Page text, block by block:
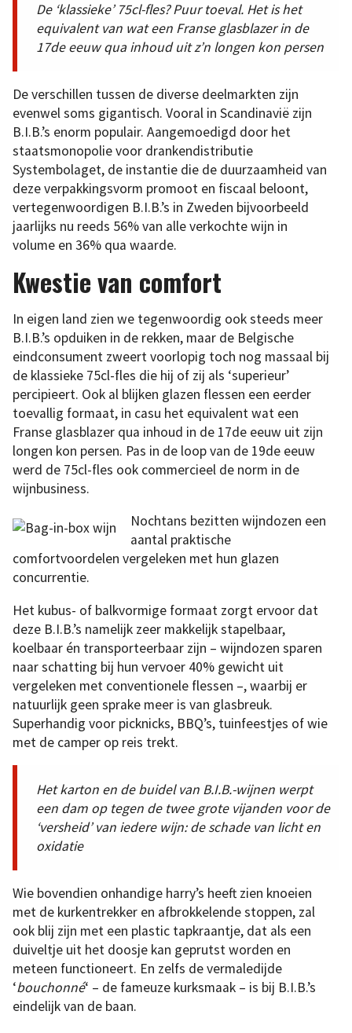
De ‘klassieke’ 75cl-fles? Puur toeval. Het is het
equivalent van wat een Franse glasblazer in de
17de eeuw qua inhoud uit z’n longen kon persen
De verschillen tussen de diverse deelmarkten zijn
evenwel soms gigantisch. Vooral in Scandinavië zijn
B.I.B.’s enorm populair. Aangemoedigd door het
staatsmonopolie voor drankendistributie
Systembolaget, de instantie die de duurzaamheid van
deze verpakkingsvorm promoot en fiscaal beloont,
vertegenwoordigen B.I.B.’s in Zweden bijvoorbeeld
jaarlijks nu reeds 56% van alle verkochte wijn in
volume en 36% qua waarde.
Kwestie van comfort
In eigen land zien we tegenwoordig ook steeds meer
B.I.B.’s opduiken in de rekken, maar de Belgische
eindconsument zweert voorlopig toch nog massaal bij
de klassieke 75cl-fles die hij of zij als ‘superieur’
percipieert. Ook al blijken glazen flessen een eerder
toevallig formaat, in casu het equivalent wat een
Franse glasblazer qua inhoud in de 17de eeuw uit zijn
longen kon persen. Pas in de loop van de 19de eeuw
werd de 75cl-fles ook commercieel de norm in de
wijnbusiness.
Nochtans bezitten wijndozen een
aantal praktische
comfortvoordelen vergeleken met hun glazen
concurrentie.
Het kubus- of balkvormige formaat zorgt ervoor dat
deze B.I.B.’s namelijk zeer makkelijk stapelbaar,
koelbaar én transporteerbaar zijn – wijndozen sparen
naar schatting bij hun vervoer 40% gewicht uit
vergeleken met conventionele flessen –, waarbij er
natuurlijk geen sprake meer is van glasbreuk.
Superhandig voor picknicks, BBQ’s, tuinfeestjes of wie
met de camper op reis trekt.
Het karton en de buidel van B.I.B.-wijnen werpt
een dam op tegen de twee grote vijanden voor de
‘versheid’ van iedere wijn: de schade van licht en
oxidatie
Wie bovendien onhandige harry’s heeft zien knoeien
met de kurkentrekker en afbrokkelende stoppen, zal
ook blij zijn met een plastic tapkraantje, dat als een
duiveltje uit het doosje kan geprutst worden en
meteen functioneert. En zelfs de vermaledijde
‘bouchonné‘ – de fameuze kurksmaak – is bij B.I.B.’s
eindelijk van de baan.